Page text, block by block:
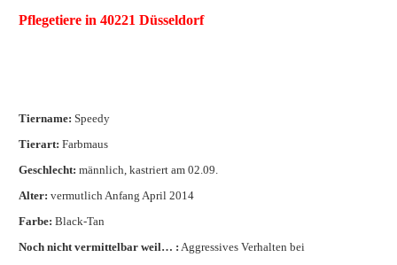
Pflegetiere in 40221 Düsseldorf
Tiername: Speedy
Tierart: Farbmaus
Geschlecht: männlich, kastriert am 02.09.
Alter: vermutlich Anfang April 2014
Farbe: Black-Tan
Noch nicht vermittelbar weil… : Aggressives Verhalten bei